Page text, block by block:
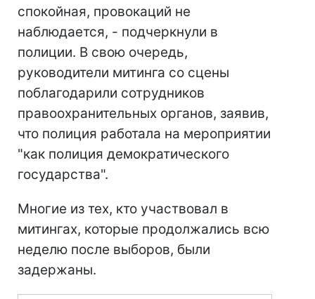
спокойная, провокаций не
наблюдается, - подчеркнули в
полиции. В свою очередь,
руководители митинга со сцены
поблагодарили сотрудников
правоохранительных органов, заявив,
что полиция работала на мероприятии
"как полиция демократического
государства".
Многие из тех, кто участвовал в
митингах, которые продолжались всю
неделю после выборов, были
задержаны.